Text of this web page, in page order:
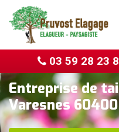
03 59 28 23
Entreprise de
Varesnes 60400